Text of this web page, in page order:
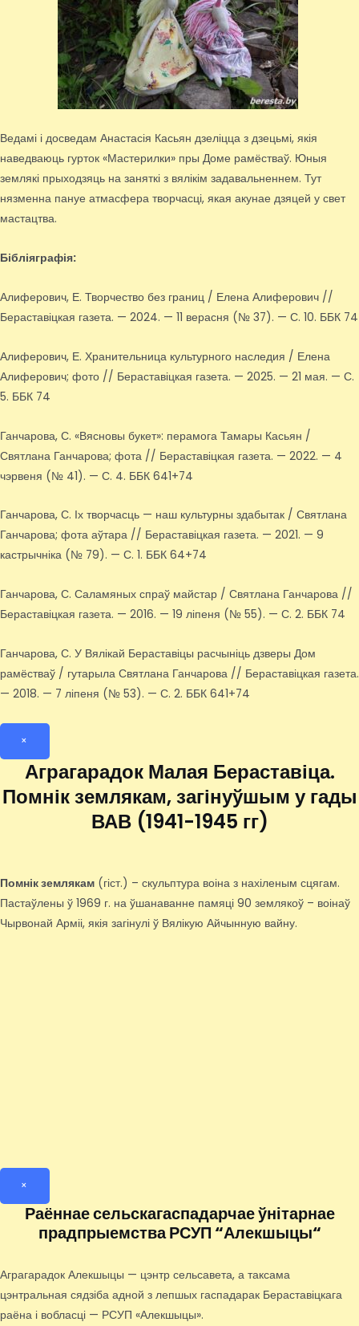
Ведамі і досведам Анастасія Касьян дзеліцца з дзецьмі, якія
наведваюць гурток «Мастерилки» пры Доме рамёстваў. Юныя
землякі прыходзяць на заняткі з вялікім задавальненнем. Тут
нязменна пануе атмасфера творчасці, якая акунае дзяцей у свет
мастацтва.
Бібліяграфія:
Алиферович, Е. Творчество без границ / Елена Алиферович //
Бераставіцкая газета. — 2024. — 11 верасня (№ 37). — С. 10. ББК 74
Алиферович, Е. Хранительница культурного наследия / Елена
Алиферович; фото // Бераставіцкая газета. — 2025. — 21 мая. — С.
5. ББК 74
Ганчарова, С. «Вясновы букет»: перамога Тамары Касьян /
Святлана Ганчарова; фота // Бераставіцкая газета. — 2022. — 4
чэрвеня (№ 41). — С. 4. ББК 641+74
Ганчарова, С. Іх творчасць — наш культурны здабытак / Святлана
Ганчарова; фота аўтара // Бераставіцкая газета. — 2021. — 9
кастрычніка (№ 79). — С. 1. ББК 64+74
Ганчарова, С. Саламяных спраў майстар / Святлана Ганчарова //
Бераставіцкая газета. — 2016. — 19 ліпеня (№ 55). — С. 2. ББК 74
Ганчарова, С. У Вялікай Бераставіцы расчыніць дзверы Дом
рамёстваў / гутарыла Святлана Ганчарова // Бераставіцкая газета.
— 2018. — 7 ліпеня (№ 53). — С. 2. ББК 641+74
×
Аграгарадок Малая Бераставіца.
Помнік землякам, загінуўшым у гады
ВАВ (1941-1945 гг)
Помнік землякам (гіст.) – скульптура воіна з нахіленым сцягам.
Пастаўлены ў 1969 г. на ўшанаванне памяці 90 землякоў – воінаў
Чырвонай Арміі, якія загінулі ў Вялікую Айчынную вайну.
×
Раённае сельскагаспадарчае ўнітарнае
прадпрыемства РСУП “Алекшыцы“
Аграгарадок Алекшыцы — цэнтр сельсавета, а таксама
цэнтральная сядзіба адной з лепшых гаспадарак Бераставіцкага
раёна і вобласці — РСУП «Алекшыцы».